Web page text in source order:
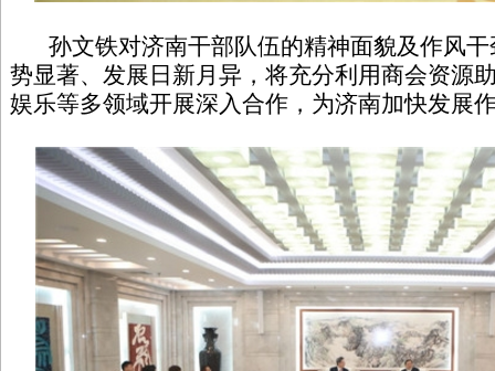
孙文铁对济南干部队伍的精神面貌及作风干
势显著、发展日新月异，将充分利用商会资源
娱乐等多领域开展深入合作，为济南加快发展